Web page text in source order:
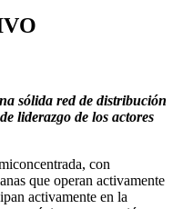
sólida red de distribución
liderazgo de los actores
con
que operan activamente
activamente en la